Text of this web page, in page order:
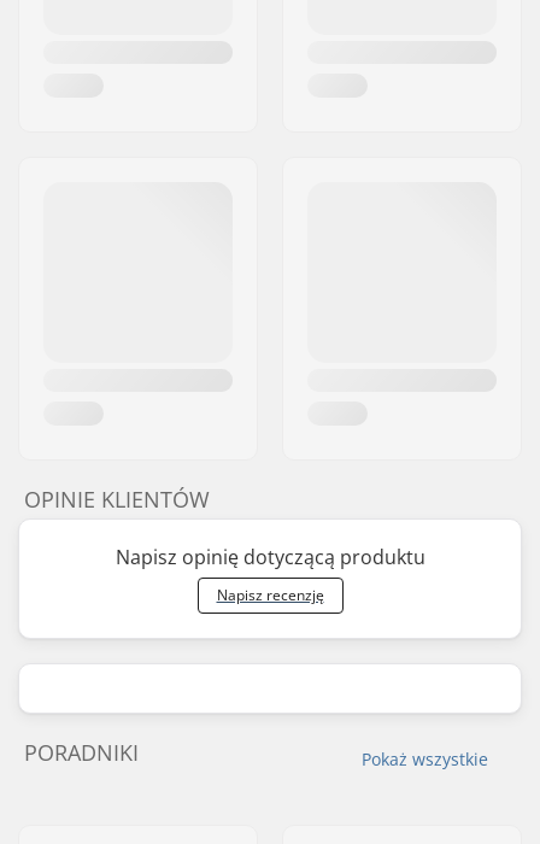
OPINIE KLIENTÓW
Napisz opinię dotyczącą produktu
Napisz recenzję
Pokaż wszystkie
PORADNIKI